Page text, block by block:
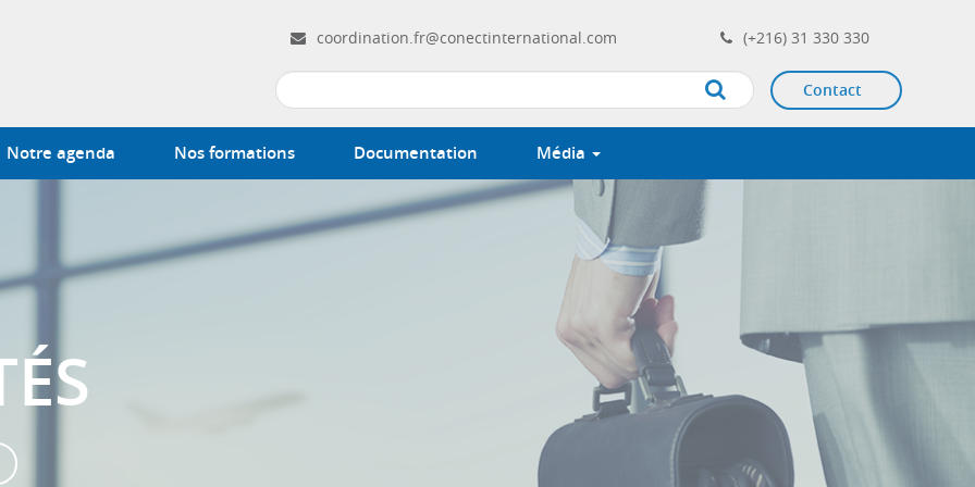
coordination.fr@conectinternational.com (+216) 31 330 330
Apply Contact
Notre agenda Nos formations Documentation Média